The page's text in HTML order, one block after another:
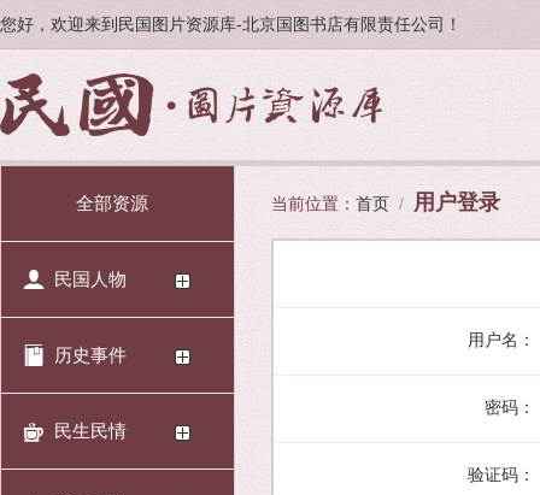
您好，欢迎来到民国图片资源库-北京国图书店有限责任公司！
全部资源
民国人物
历史事件
民生民情
当前位置： 首页 / 用户登录
用户名：
密码：
验证码：